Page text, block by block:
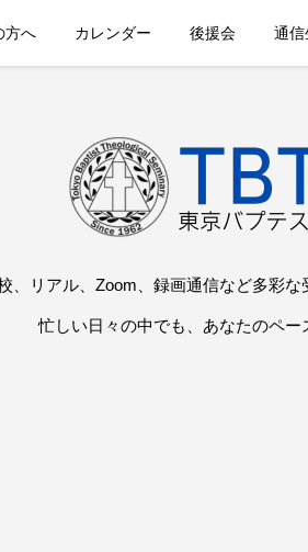
方へ カレンダー 後援会 通信
、リアル、Zoom、録画通信など多彩な
忙しい日々の中でも、あなたのペー